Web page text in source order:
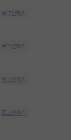
로그인하기
로그인하기
로그인하기
로그인하기